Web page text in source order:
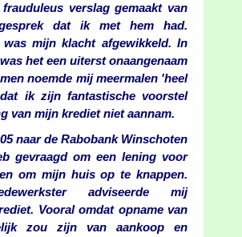
frauduleus verslag gemaakt van
dat ik met hem had.
was mijn klacht afgewikkeld. In
het een uiterst onaangenaam
noemde mij meermalen 'heel
ik zijn fantastische voorstel
van mijn krediet niet aannam.
naar de Rabobank Winschoten
gevraagd om een lening voor
om mijn huis op te knappen.
adviseerde mij
Vooral omdat opname van
zou zijn van aankoop en